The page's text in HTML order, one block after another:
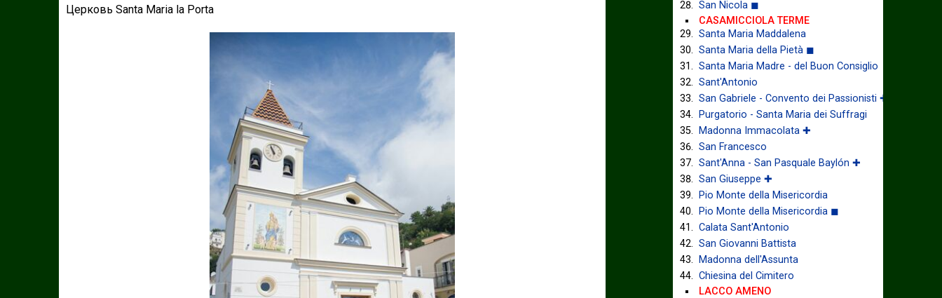
Церковь Santa Maria la Porta
San Nicola ◼
CASAMICCIOLA TERME
Santa Maria Maddalena
Santa Maria della Pietà ◼
Santa Maria Madre - del Buon Consiglio
Sant'Antonio
San Gabriele - Convento dei Passionisti ✚
Purgatorio - Santa Maria dei Suffragi
Madonna Immacolata ✚
San Francesco
Sant'Anna - San Pasquale Baylón ✚
San Giuseppe ✚
Pio Monte della Misericordia
Pio Monte della Misericordia ◼
Calata Sant'Antonio
San Giovanni Battista
Madonna dell'Assunta
Chiesina del Cimitero
LACCO AMENO